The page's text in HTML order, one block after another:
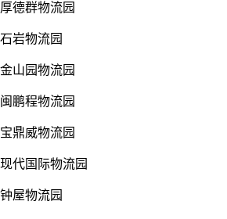
厚德群物流园
石岩物流园
金山园物流园
闽鹏程物流园
宝鼎威物流园
现代国际物流园
钟屋物流园